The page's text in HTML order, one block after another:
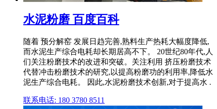
水泥粉磨 百度百科
随着 预分解窑 发展日趋完善,熟料生产热耗大幅度降低,
而水泥生产综合电耗却长期居高不下。 20世纪80年代,人
们关注粉磨技术的改进和突破。关注利用 挤压粉磨技术
代替冲击粉磨技术的研究,以提高粉磨功的利用率,降低水
泥生产综合电耗。 因此,水泥粉磨技术创新,对于提高水 .
联系电话: 180 3780 8511